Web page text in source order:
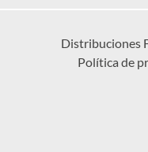
Distribuciones
Política de